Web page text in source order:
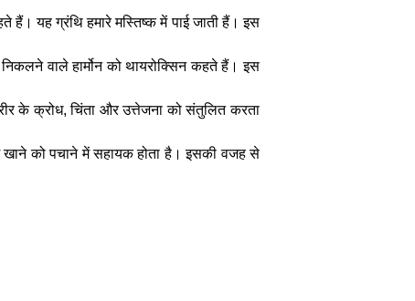
हैं। यह ग्रंथि हमारे मस्तिष्क में पाई जाती हैं। इस
वाले हार्मोन को थायरोक्सिन कहते हैं। इस
के क्रोध, चिंता और उत्तेजना को संतुलित करता
में खाने को पचाने में सहायक होता है। इसकी वजह से